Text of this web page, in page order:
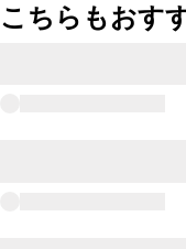
こちらもおす